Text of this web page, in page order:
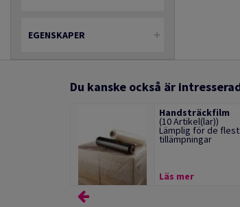
EGENSKAPER
Du kanske också är
Handsträckfilm
(10 Artikel(lar))
Lämplig för de
tillämpningar
Läs mer